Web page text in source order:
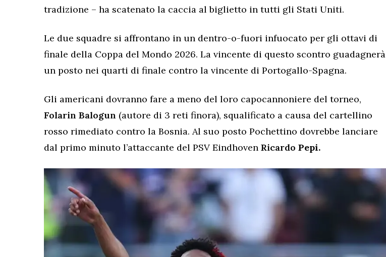
tradizione – ha scatenato la caccia al biglietto in tutti gli Stati Uniti.
Le due squadre si affrontano in un dentro-o-fuori infuocato per gli ottavi di
finale della Coppa del Mondo 2026. La vincente di questo scontro guadagnerà
un posto nei quarti di finale contro la vincente di Portogallo-Spagna.
Gli americani dovranno fare a meno del loro capocannoniere del torneo,
Folarin Balogun (autore di 3 reti finora), squalificato a causa del cartellino
rosso rimediato contro la Bosnia. Al suo posto Pochettino dovrebbe lanciare
dal primo minuto l’attaccante del PSV Eindhoven Ricardo Pepi.